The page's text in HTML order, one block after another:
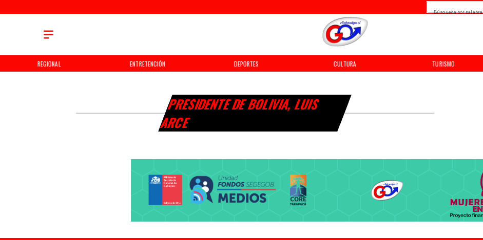
REGIONAL ENTRETENCIÓN DEPORTES CULTURA TURISMO
Búsqueda por palabra
PRESIDENTE DE BOLIVIA, LUIS
ARCE